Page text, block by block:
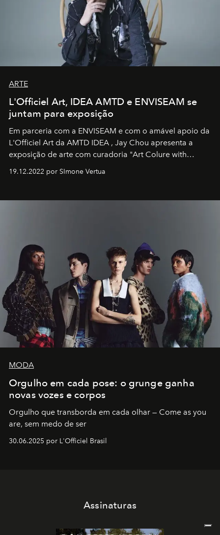
ARTE
L'Officiel Art, IDEA AMTD e ENVISEAM se
juntam para exposição
Em parceria com a ENVISEAM e com o amável apoio da
L'Officiel Art da AMTD IDEA , Jay Chou apresenta a
exposição de arte com curadoria "Art Colure with
19.12.2022 por SImone Vertua
MODA
Orgulho em cada pose: o grunge ganha
novas vozes e corpos
Orgulho que transborda em cada olhar — Come as you
are, sem medo de ser
30.06.2025 por L'Officiel Brasil
Assinaturas